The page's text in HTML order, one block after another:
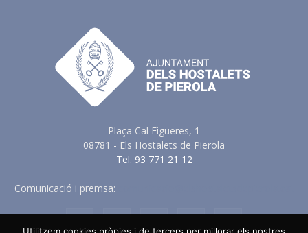
Plaça Cal Figueres, 1
08781 - Els Hostalets de Pierola
Tel. 93 771 21 12
Comunicació i premsa: